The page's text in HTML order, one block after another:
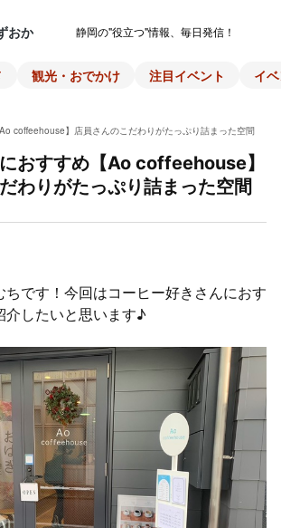
おか 静岡の"役立つ"情報、毎日発信！
観光・おでかけ 注目イベント イ
coffeehouse】店員さんのこだわりがたっぷり詰まった空間
おすすめ【Ao coffeehouse】
わりがたっぷり詰まった空間
ちです！今回はコーヒー好きさんにおす
介したいと思います♪